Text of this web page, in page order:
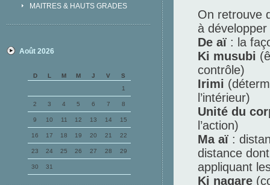
MAITRES & HAUTS GRADES
Août 2026
D L M M J V
S
1
2 3 4 5 6 7 8
9 10 11 12 13 14 15
16 17 18 19 20 21 22
23 24 25 26 27 28 29
30 31
On retrouve
à
De aï : la
Ki musubi
contrôle)
Irimi
l’intérieur)
Unité du
l’action)
Ma aï :
distance
appliquant
Ki nagare